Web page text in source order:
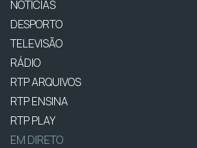
NOTÍCIAS
DESPORTO
TELEVISÃO
RÁDIO
RTP ARQUIVOS
RTP ENSINA
RTP PLAY
EM DIRETO